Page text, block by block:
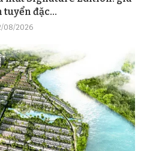
đặc...
08/2026